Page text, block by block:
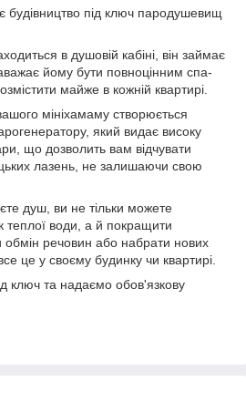
будівництво під ключ пародушевищ
в душовій кабіні, він займає
йому бути повноцінним спа-
майже в кожній квартирі.
мініхамаму створюється
який видає високу
що дозволить вам відчувати
лазень, не залишаючи свою
душ, ви не тільки можете
теплої води, а й покращити
обмін речовин або набрати нових
це у своєму будинку чи квартирі.
ключ та надаємо обов'язкову